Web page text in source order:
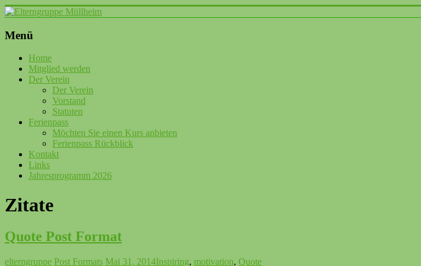
Zum
springen
Elterngruppe
Verein
Elterngruppe
Menü
Home
Mitglied werden
Der Verein
Der Verein
Vorstand
Statuten
Ferienpass
Möchten Sie einen Kurs anbieten
Ferienpass Rückblick
Kontakt
Links
Jahresprogramm 2026
Zitate
Quote Post Format
elterngruppe Post Formats Mai 31, 2014Inspiring, motivation, Quote